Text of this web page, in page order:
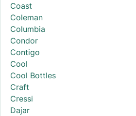
Coast
Coleman
Columbia
Condor
Contigo
Cool
Cool Bottles
Craft
Cressi
Dajar